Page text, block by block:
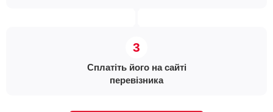
Сплатіть його на сайті
перевізника